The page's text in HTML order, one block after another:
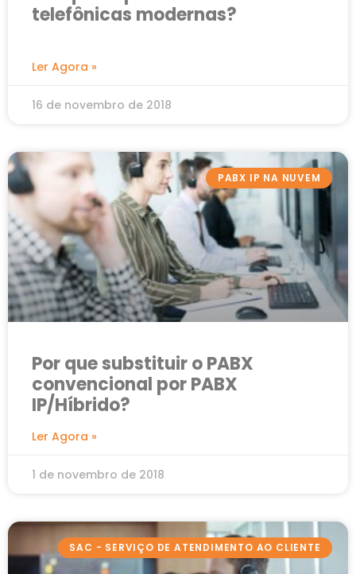
telefônicas modernas?
Ler Agora »
16 de novembro de 2018
PABX IP NA NUVEM
Por que substituir o PABX
convencional por PABX
IP/Híbrido?
Ler Agora »
1 de novembro de 2018
SAC - SERVIÇO DE ATENDIMENTO AO CLIENTE